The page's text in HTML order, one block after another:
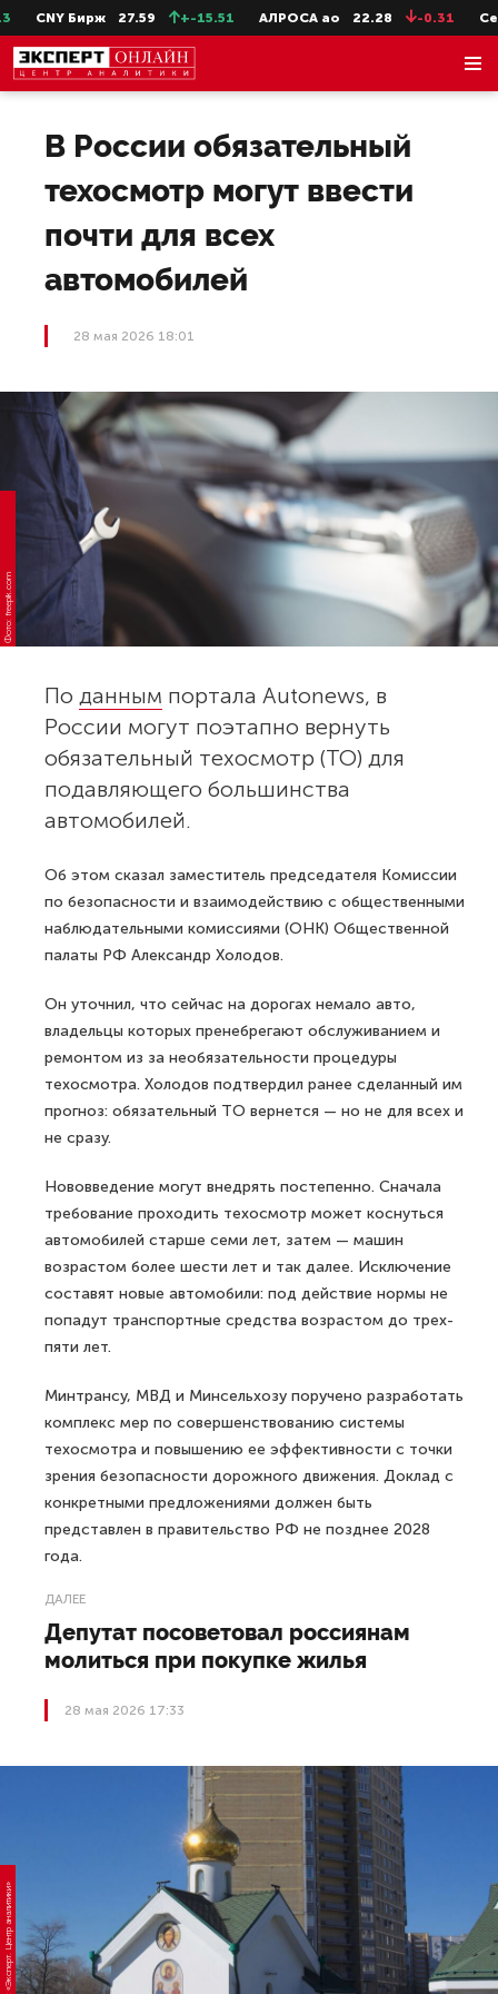
CNY Бирж 27.59 +-15.51 АЛРОСА ао 22.28 -0.31
В России обязательный
техосмотр могут ввести
почти для всех
автомобилей
28 мая 2026 18:01
Фото: freepik.com
По данным портала Autonews, в
России могут поэтапно вернуть
обязательный техосмотр (ТО) для
подавляющего большинства
автомобилей.
Об этом сказал заместитель председателя Комиссии
по безопасности и взаимодействию с общественными
наблюдательными комиссиями (ОНК) Общественной
палаты РФ Александр Холодов.
Он уточнил, что сейчас на дорогах немало авто,
владельцы которых пренебрегают обслуживанием и
ремонтом из за необязательности процедуры
техосмотра. Холодов подтвердил ранее сделанный им
прогноз: обязательный ТО вернется — но не для всех и
не сразу.
Нововведение могут внедрять постепенно. Сначала
требование проходить техосмотр может коснуться
автомобилей старше семи лет, затем — машин
возрастом более шести лет и так далее. Исключение
составят новые автомобили: под действие нормы не
попадут транспортные средства возрастом до трех-
пяти лет.
Минтрансу, МВД и Минсельхозу поручено разработать
комплекс мер по совершенствованию системы
техосмотра и повышению ее эффективности с точки
зрения безопасности дорожного движения. Доклад с
конкретными предложениями должен быть
представлен в правительство РФ не позднее 2028
года.
ДАЛЕЕ
Депутат посоветовал россиянам
молиться при покупке жилья
28 мая 2026 17:33
Фото: «Эксперт. Центр аналитики»